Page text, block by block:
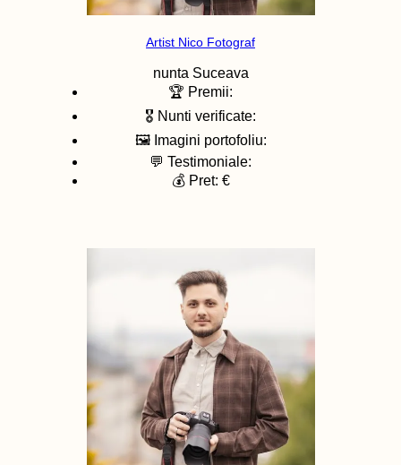
Artist Nico Fotograf
nunta Suceava
🏆 Premii:
🎖️ Nunti verificate:
🖼️ Imagini portofoliu:
💬 Testimoniale:
💰 Pret: €